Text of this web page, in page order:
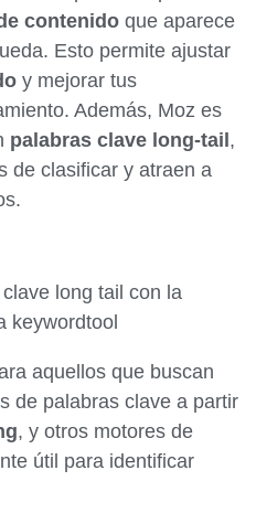
contenido que aparece
Esto permite ajustar
y mejorar tus
Además, Moz es
palabras clave long-tail ,
de clasificar y atraen a
aquellos que buscan
de palabras clave a partir
, y otros motores de
útil para identificar